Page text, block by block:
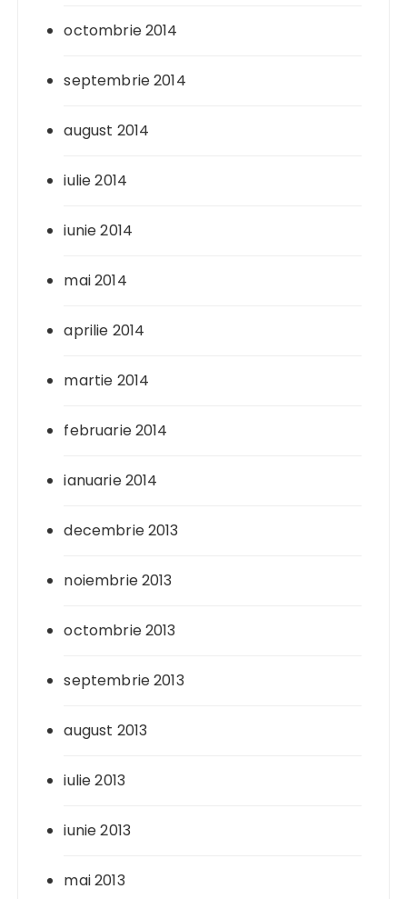
octombrie 2014
septembrie 2014
august 2014
iulie 2014
iunie 2014
mai 2014
aprilie 2014
martie 2014
februarie 2014
ianuarie 2014
decembrie 2013
noiembrie 2013
octombrie 2013
septembrie 2013
august 2013
iulie 2013
iunie 2013
mai 2013